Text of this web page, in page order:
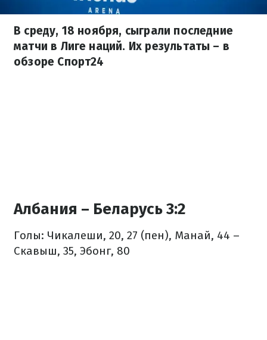
В среду, 18 ноября, сыграли последние
матчи в Лиге наций. Их результаты – в
обзоре Спорт24
Албания – Беларусь 3:2
Голы: Чикалеши, 20, 27 (пен), Манай, 44 –
Скавыш, 35, Эбонг, 80